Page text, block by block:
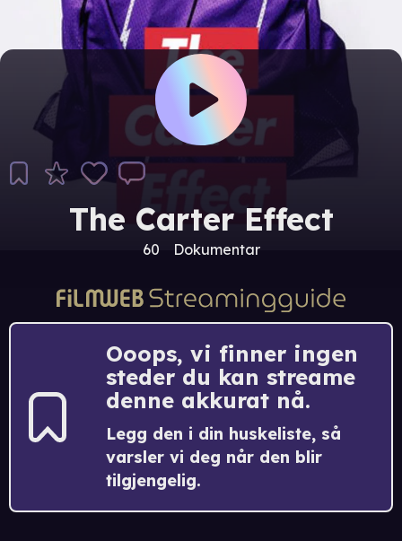
The Carter Effect
60 Dokumentar
Ooops, vi finner ingen
steder du kan streame
denne akkurat nå.
Legg den i din huskeliste, så
varsler vi deg når den blir
tilgjengelig.